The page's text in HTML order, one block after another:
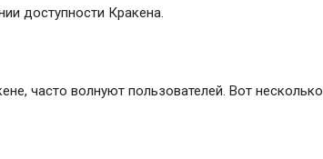
доступности Кракена.
часто волнуют пользователей. Вот несколько